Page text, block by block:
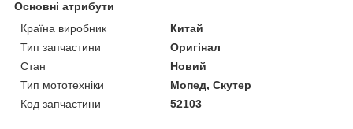
Основні атрибути
Країна виробник
Китай
Тип запчастини
Оригінал
Стан
Новий
Тип мототехніки
Мопед, Скутер
Код запчастини
52103